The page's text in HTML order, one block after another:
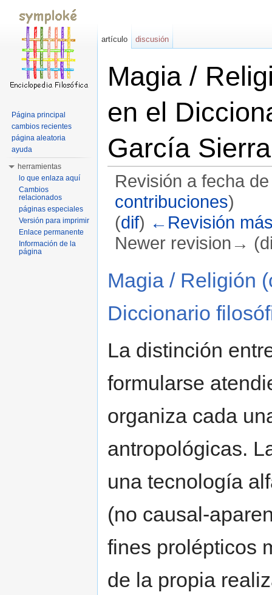
Magia /
en el
García Sierra
Revisión a fecha
contribuciones)
(dif) ←Revisión
Newer revision→
Magia / Religión
Diccionario
La distinción
formularse
organiza cada
antropológicas.
una tecnología
(no causal-
fines prolépticos
de la propia
artículo discusión
Página principal
cambios recientes
página aleatoria
ayuda
herramientas
lo que enlaza aquí
Cambios
relacionados
páginas especiales
Versión para imprimir
Enlace permanente
Información de la
página